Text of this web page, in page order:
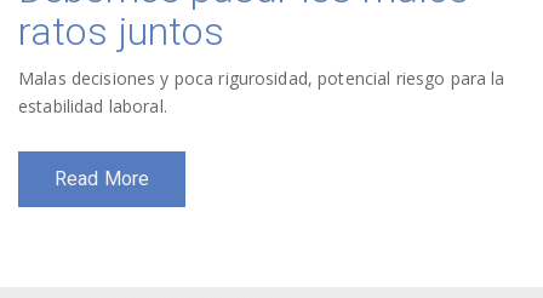
ratos juntos
Malas decisiones y poca rigurosidad, potencial riesgo para la
estabilidad laboral.
Read More